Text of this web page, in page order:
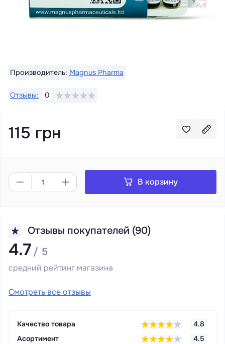
Производитель: Magnus Pharma
Отзывы: 0
115 грн
В корзину
Отзывы покупателей (90)
4.7 / 5
средний рейтинг магазина
Смотреть все отзывы
Качество товара
4.8
Асортимент
4.5